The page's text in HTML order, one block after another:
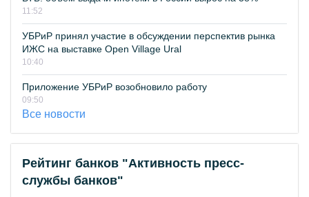
11:52
УБРиР принял участие в обсуждении перспектив рынка
ИЖС на выставке Open Village Ural
10:40
Приложение УБРиР возобновило работу
09:50
Все новости
Рейтинг банков "Активность пресс-
службы банков"